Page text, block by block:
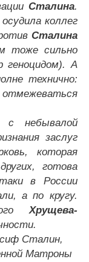
Сталина.
коллег
Сталина
тоже сильно
геноцидом). А
технично:
с небывалой
заслуг
которая
готова
в России
а по кругу.
Хрущева-
Сталин,
Матроны